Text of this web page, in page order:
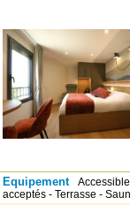
Equipement
acceptés - Terrasse -